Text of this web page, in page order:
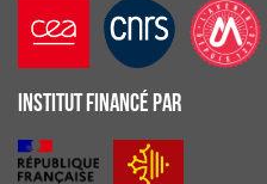
INSTITUT FINANCÉ PAR